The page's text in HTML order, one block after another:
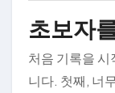
초보자
처음 기록을
니다. 첫째, 너